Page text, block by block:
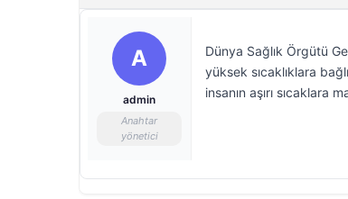
A
admin
Anahtar
yönetici
Dünya Sağlık Örgütü
yüksek sıcaklıklara
insanın aşırı sıcaklara